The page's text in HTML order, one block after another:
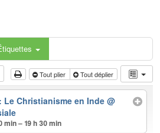
Tout plier Tout déplier
Le Christianisme en Inde@
min – 19 h 30 min